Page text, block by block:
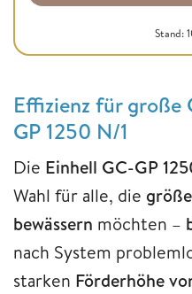
Stand:
Effizienz für große
GP 1250 N/1
Die Einhell GC-GP
Wahl für alle, die
bewässern möchten –
nach System
starken Förderhöhe